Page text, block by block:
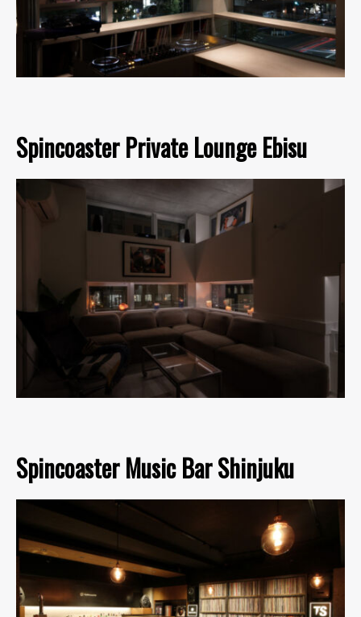
Spincoaster Private Lounge Ebisu
Spincoaster Music Bar Shinjuku